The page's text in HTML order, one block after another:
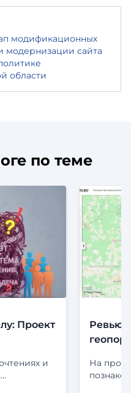
модификационных
модернизации сайта
области
по теме
Проект
и
Ревью.
На